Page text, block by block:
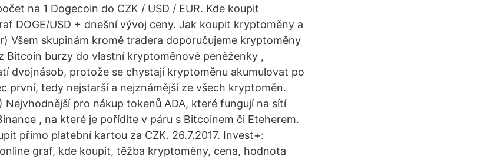
na 1 Dogecoin do CZK / USD / EUR. Kde koupit
DOGE/USD + dnešní vývoj ceny. Jak koupit kryptoměny a
Všem skupinám kromě tradera doporučujeme kryptoměny
Bitcoin burzy do vlastní kryptoměnové peněženky ,
dvojnásob, protože se chystají kryptoměnu akumulovat po
první, tedy nejstarší a nejznámější ze všech kryptoměn.
Nejvhodnější pro nákup tokenů ADA, které fungují na sítí
, na které je pořídíte v páru s Bitcoinem či Eteherem.
přímo platební kartou za CZK. 26.7.2017. Invest+:
graf, kde koupit, těžba kryptoměny, cena, hodnota